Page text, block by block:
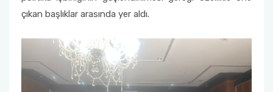
çıkan başlıklar arasında yer aldı.